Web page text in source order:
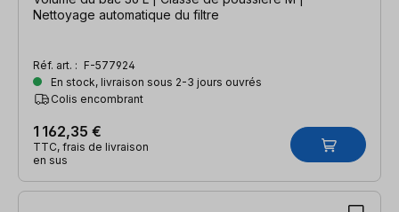
Nettoyage automatique du filtre
Réf. art. : F-577924
En stock, livraison sous 2-3 jours ouvrés
Colis encombrant
1 162,35 €
TTC, frais de livraison
en sus